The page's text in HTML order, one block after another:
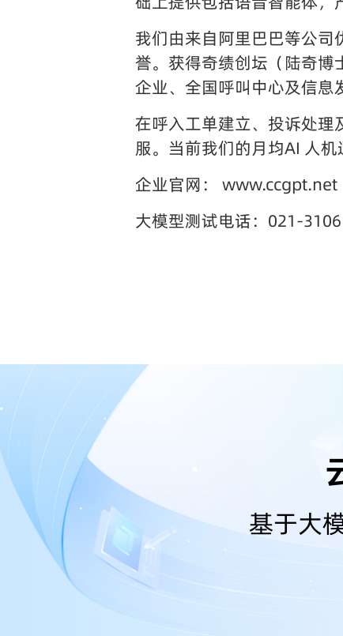
我们由来自阿里巴巴等公
誉。获得奇绩创坛（陆奇博
企业、全国呼叫中心及信息
在呼入工单建立、投诉处
服。当前我们的月均AI 人
企业官网： www.ccgpt.net
大模型测试电话：021-
基于大